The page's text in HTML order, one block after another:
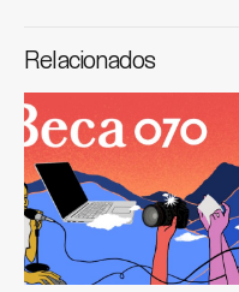
Relacionados